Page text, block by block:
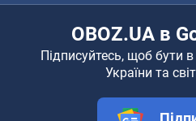
OBOZ.UA в
Підписуйтесь, щоб бути в
України та